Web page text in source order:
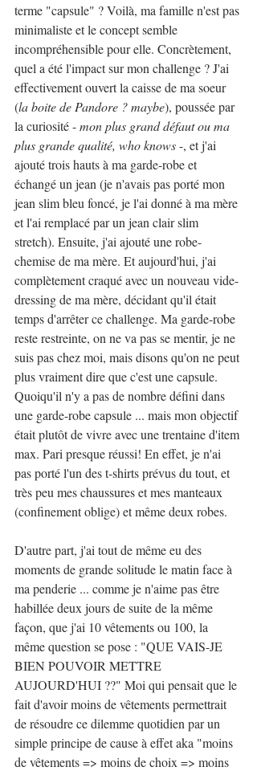
terme "capsule" ? Voilà, ma famille n'est pas
minimaliste et le concept semble
incompréhensible pour elle. Concrètement,
quel a été l'impact sur mon challenge ? J'ai
effectivement ouvert la caisse de ma soeur
(la boite de Pandore ? maybe), poussée par
la curiosité - mon plus grand défaut ou ma
plus grande qualité, who knows -, et j'ai
ajouté trois hauts à ma garde-robe et
échangé un jean (je n'avais pas porté mon
jean slim bleu foncé, je l'ai donné à ma mère
et l'ai remplacé par un jean clair slim
stretch). Ensuite, j'ai ajouté une robe-
chemise de ma mère. Et aujourd'hui, j'ai
complètement craqué avec un nouveau vide-
dressing de ma mère, décidant qu'il était
temps d'arrêter ce challenge. Ma garde-robe
reste restreinte, on ne va pas se mentir, je ne
suis pas chez moi, mais disons qu'on ne peut
plus vraiment dire que c'est une capsule.
Quoiqu'il n'y a pas de nombre défini dans
une garde-robe capsule ... mais mon objectif
était plutôt de vivre avec une trentaine d'item
max. Pari presque réussi! En effet, je n'ai
pas porté l'un des t-shirts prévus du tout, et
très peu mes chaussures et mes manteaux
(confinement oblige) et même deux robes.
D'autre part, j'ai tout de même eu des
moments de grande solitude le matin face à
ma penderie ... comme je n'aime pas être
habillée deux jours de suite de la même
façon, que j'ai 10 vêtements ou 100, la
même question se pose : "QUE VAIS-JE
BIEN POUVOIR METTRE
AUJOURD'HUI ??" Moi qui pensait que le
fait d'avoir moins de vêtements permettrait
de résoudre ce dilemme quotidien par un
simple principe de cause à effet aka "moins
de vêtements => moins de choix => moins